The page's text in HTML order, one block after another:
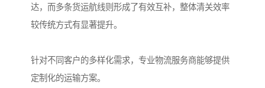
达，而多条货运航线则形成了有效互补，整体清关效率
较传统方式有显著提升。
针对不同客户的多样化需求，专业物流服务商能够提供
定制化的运输方案。